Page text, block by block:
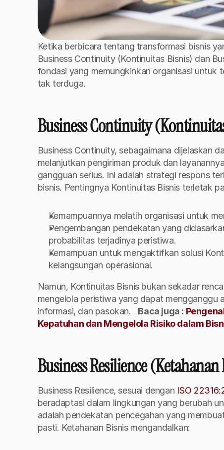
Ketika berbicara tentang transformasi bisnis
Business Continuity (Kontinuitas Bisnis) dan
fondasi yang memungkinkan organisasi
tak terduga.
Business Continuity
Business Continuity, sebagaimana dijelaskan
melanjutkan pengiriman produk dan
gangguan serius. Ini adalah strategi respons
bisnis. Pentingnya Kontinuitas Bisnis terletak
Kemampuannya melatih organisasi untuk
Pengembangan pendekatan yang
probabilitas terjadinya peristiwa.
Kemampuan untuk mengaktifkan solusi
kelangsungan operasional.
Namun, Kontinuitas Bisnis bukan sekadar
mengelola peristiwa yang dapat mengganggu
informasi, dan pasokan.
Baca juga :
Kepatuhan dan Mengelola Risiko dalam
Business Resilience
Business Resilience, sesuai dengan ISO
beradaptasi dalam lingkungan yang berubah
adalah pendekatan pencegahan yang
pasti. Ketahanan Bisnis mengandalkan: